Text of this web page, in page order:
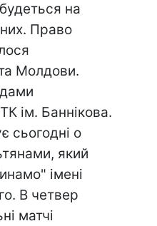
на
Право
Молдови.
ім. Баннікова.
сьогодні о
який
імені
В четвер
матчі